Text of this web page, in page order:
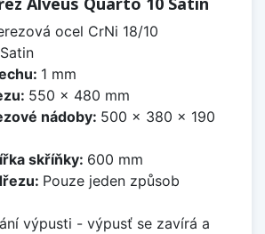
ocel CrNi 18/10
Satin
1 mm
550 x 480 mm
nádoby: 500 x 380 x 190
skříňky: 600 mm
Pouze jeden způsob
výpusti - výpusť se zavírá a